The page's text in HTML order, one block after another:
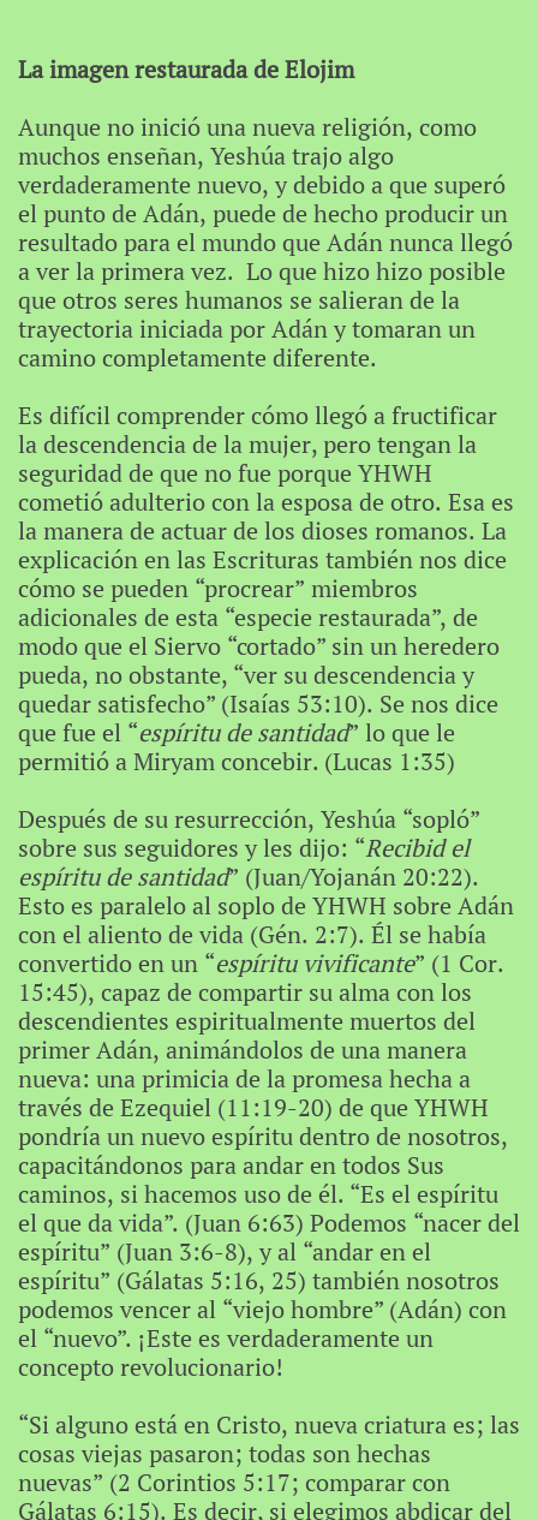
La imagen restaurada de Elojim
Aunque no inició una nueva religión, como
muchos enseñan, Yeshúa trajo algo
verdaderamente nuevo, y debido a que superó
el punto de Adán, puede de hecho producir un
resultado para el mundo que Adán nunca llegó
a ver la primera vez. Lo que hizo hizo posible
que otros seres humanos se salieran de la
trayectoria iniciada por Adán y tomaran un
camino completamente diferente.
Es difícil comprender cómo llegó a fructificar
la descendencia de la mujer, pero tengan la
seguridad de que no fue porque YHWH
cometió adulterio con la esposa de otro. Esa es
la manera de actuar de los dioses romanos. La
explicación en las Escrituras también nos dice
cómo se pueden “procrear” miembros
adicionales de esta “especie restaurada”, de
modo que el Siervo “cortado” sin un heredero
pueda, no obstante, “ver su descendencia y
quedar satisfecho” (Isaías 53:10). Se nos dice
que fue el “espíritu de santidad” lo que le
permitió a Miryam concebir. (Lucas 1:35)
Después de su resurrección, Yeshúa “sopló”
sobre sus seguidores y les dijo: “Recibid el
espíritu de santidad” (Juan/Yojanán 20:22).
Esto es paralelo al soplo de YHWH sobre Adán
con el aliento de vida (Gén. 2:7). Él se había
convertido en un “espíritu vivificante” (1 Cor.
15:45), capaz de compartir su alma con los
descendientes espiritualmente muertos del
primer Adán, animándolos de una manera
nueva: una primicia de la promesa hecha a
través de Ezequiel (11:19-20) de que YHWH
pondría un nuevo espíritu dentro de nosotros,
capacitándonos para andar en todos Sus
caminos, si hacemos uso de él. “Es el espíritu
el que da vida”. (Juan 6:63) Podemos “nacer del
espíritu” (Juan 3:6-8), y al “andar en el
espíritu” (Gálatas 5:16, 25) también nosotros
podemos vencer al “viejo hombre” (Adán) con
el “nuevo”. ¡Este es verdaderamente un
concepto revolucionario!
“Si alguno está en Cristo, nueva criatura es; las
cosas viejas pasaron; todas son hechas
nuevas” (2 Corintios 5:17; comparar con
Gálatas 6:15). Es decir, si elegimos abdicar del